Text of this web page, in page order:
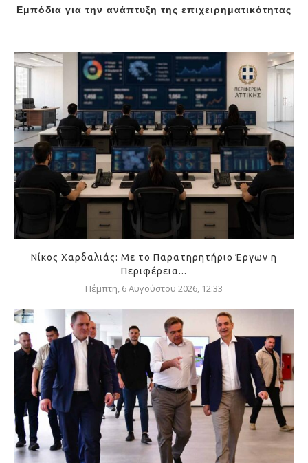
Εμπόδια για την ανάπτυξη της επιχειρηματικότητας
Νίκος Χαρδαλιάς: Με το Παρατηρητήριο Έργων η
Περιφέρεια...
Πέμπτη, 6 Αυγούστου 2026, 12:33